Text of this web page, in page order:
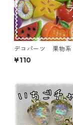
デコパーツ 果物
り 貼り付けパーツ
MIX12ｆ】
¥110